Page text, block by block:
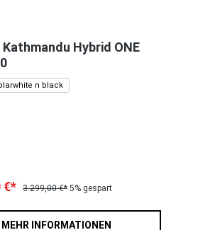
Kathmandu Hybrid ONE
n black
€* 3.299,00 €* 5% gespart
MEHR INFORMATIONEN